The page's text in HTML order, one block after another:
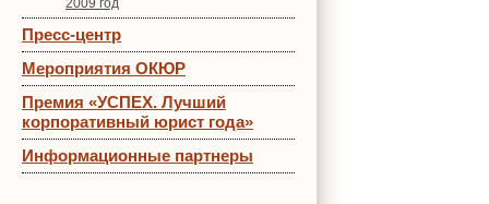
2009 год
Пресс-центр
Мероприятия ОКЮР
Премия «УСПЕХ. Лучший
корпоративный юрист года»
Информационные партнеры